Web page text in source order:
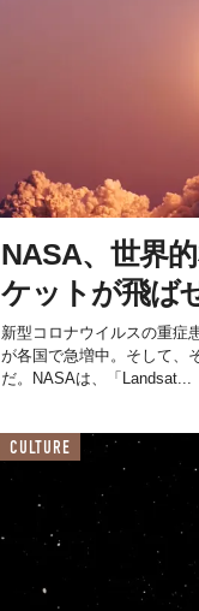
NASA、世界
ケットが飛ば
新型コロナウイルスの重症
が各国で急増中。そして、
だ。NASAは、「Landsat...
CULTURE